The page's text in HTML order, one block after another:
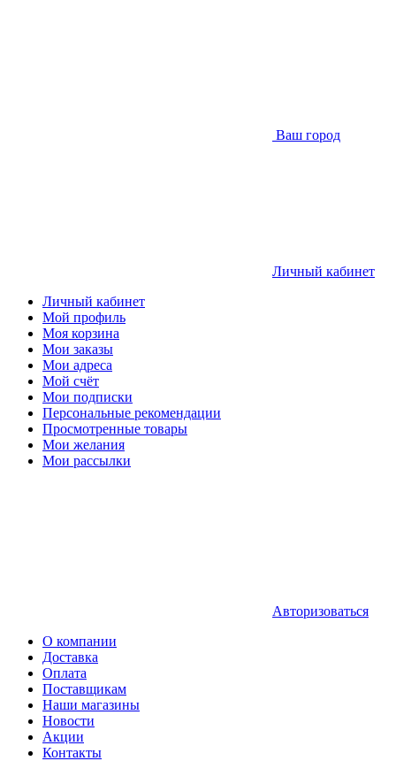
Ваш город
Личный кабинет
Личный кабинет
Мой профиль
Моя корзина
Мои заказы
Мои адреса
Мой счёт
Мои подписки
Персональные рекомендации
Просмотренные товары
Мои желания
Мои рассылки
Авторизоваться
О компании
Доставка
Оплата
Поставщикам
Наши магазины
Новости
Акции
Контакты